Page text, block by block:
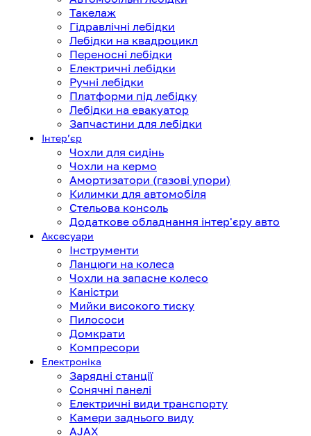
Такелаж
Гідравлічні лебідки
Лебідки на квадроцикл
Переносні лебідки
Електричні лебідки
Ручні лебідки
Платформи під лебідку
Лебідки на евакуатор
Запчастини для лебідки
Інтерʼєр
Чохли для сидінь
Чохли на кермо
Амортизатори (газові упори)
Килимки для автомобіля
Стельова консоль
Додаткове обладнання інтер'єру авто
Аксесуари
Інструменти
Ланцюги на колеса
Чохли на запасне колесо
Каністри
Мийки високого тиску
Пилососи
Домкрати
Компресори
Електроніка
Зарядні станції
Сонячні панелі
Електричні види транспорту
Камери заднього виду
AJAX